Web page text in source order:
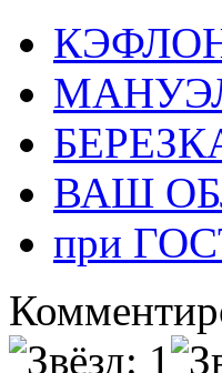
ВАШ
при